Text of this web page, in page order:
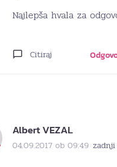
Najlepša hvala za
Citiraj
Albert VEZAL
04.09.2017 ob 09:49